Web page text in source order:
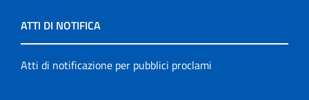
ATTI DI NOTIFICA
Atti di notificazione per pubblici proclami